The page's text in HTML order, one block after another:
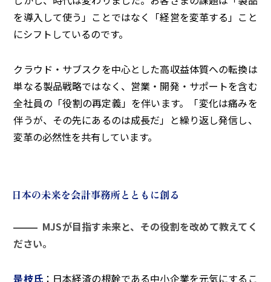
を導入して使う」ことではなく「経営を変革する」こと
にシフトしているのです。
クラウド・サブスクを中心とした高収益体質への転換は
単なる製品戦略ではなく、営業・開発・サポートを含む
全社員の「役割の再定義」を伴います。「変化は痛みを
伴うが、その先にあるのは成長だ」と繰り返し発信し、
変革の必然性を共有しています。
MJSが目指す未来と、その役割を改めて教えてく
ださい。
是枝氏：日本経済の根幹である中小企業を元気にするこ